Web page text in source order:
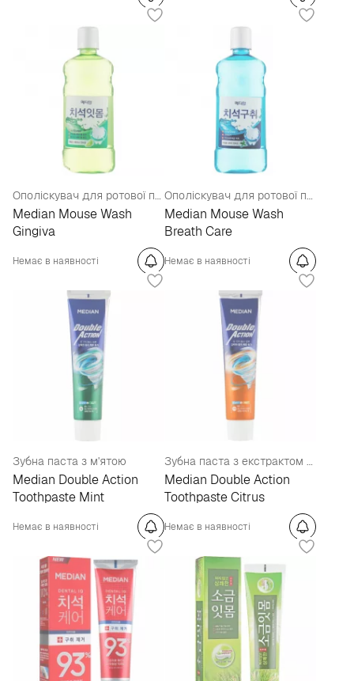
Ополіскувач для ротової порожнини з екстрактом м'яти
Median Mouse Wash
Gingiva
Немає в наявності
Ополіскувач для ротової порожнини екстрактом лайма
Median Mouse Wash
Breath Care
Немає в наявності
Зубна паста з м'ятою
Median Double Action
Toothpaste Mint
Немає в наявності
Зубна паста з екстрактом апельсину
Median Double Action
Toothpaste Citrus
Немає в наявності